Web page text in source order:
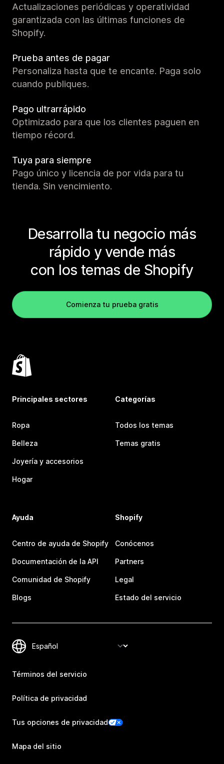
Actualizaciones periódicas y operatividad
garantizada con las últimas funciones de
Shopify.
Prueba antes de pagar
Personaliza hasta que te encante. Paga solo
cuando publiques.
Pago ultrarrápido
Optimizado para que los clientes paguen en
tiempo récord.
Tuya para siempre
Pago único y licencia de por vida para tu
tienda. Sin vencimiento.
Desarrolla tu negocio más
rápido y vende más
con los temas de Shopify
Comienza tu prueba gratis
Principales sectores
Ropa
Belleza
Joyería y accesorios
Hogar
Categorías
Todos los temas
Temas gratis
Ayuda
Centro de ayuda de Shopify
Documentación de la API
Comunidad de Shopify
Blogs
Shopify
Conócenos
Partners
Legal
Estado del servicio
Términos del servicio
Política de privacidad
Tus opciones de privacidad
Mapa del sitio